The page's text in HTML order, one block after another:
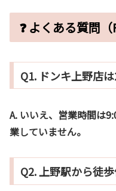
❓ よくある質問（
Q1. ドンキ上野店
A. いいえ、営業時間は
業していません。
Q2. 上野駅から徒